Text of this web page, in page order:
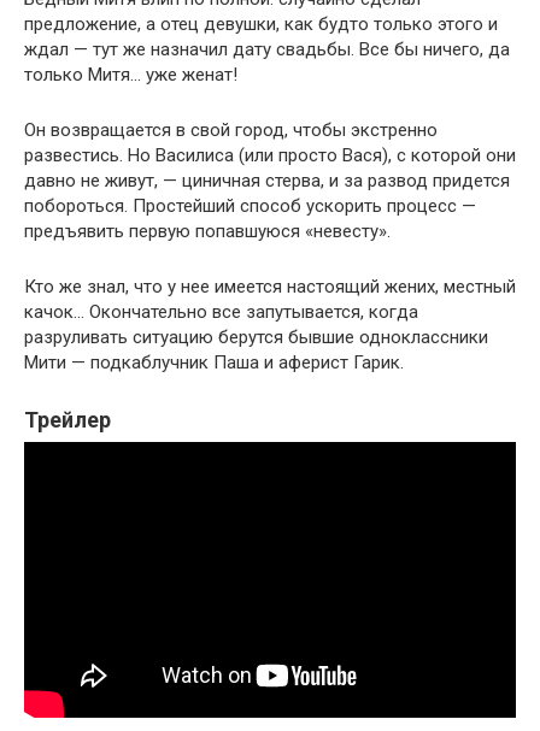
предложение, а отец девушки, как будто только этого и
ждал — тут же назначил дату свадьбы. Все бы ничего, да
только Митя… уже женат!
Он возвращается в свой город, чтобы экстренно
развестись. Но Василиса (или просто Вася), с которой они
давно не живут, — циничная стерва, и за развод придется
побороться. Простейший способ ускорить процесс —
предъявить первую попавшуюся «невесту».
Кто же знал, что у нее имеется настоящий жених, местный
качок… Окончательно все запутывается, когда
разруливать ситуацию берутся бывшие одноклассники
Мити — подкаблучник Паша и аферист Гарик.
Трейлер